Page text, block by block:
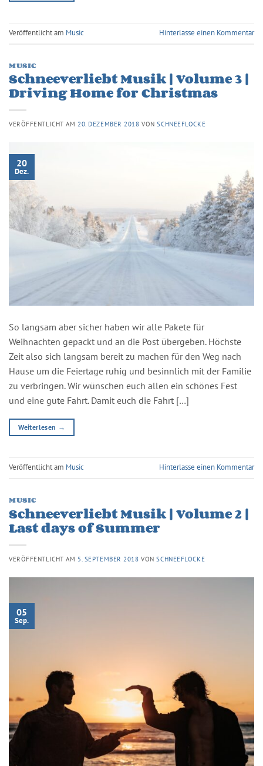
Veröffentlicht am Music Hinterlasse einen Kommentar
MUSIC
Schneeverliebt Musik | Volume 3 |
Driving Home for Christmas
VERÖFFENTLICHT AM20. DEZEMBER 2018 VONSCHNEEFLOCKE
20
Dez.
So langsam aber sicher haben wir alle Pakete für
Weihnachten gepackt und an die Post übergeben. Höchste
Zeit also sich langsam bereit zu machen für den Weg nach
Hause um die Feiertage ruhig und besinnlich mit der Familie
zu verbringen. Wir wünschen euch allen ein schönes Fest
und eine gute Fahrt. Damit euch die Fahrt […]
Weiterlesen →
Veröffentlicht am Music Hinterlasse einen Kommentar
MUSIC
Schneeverliebt Musik | Volume 2 |
Last days of Summer
VERÖFFENTLICHT AM 5. SEPTEMBER 2018 VONSCHNEEFLOCKE
05
Sep.